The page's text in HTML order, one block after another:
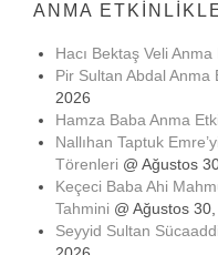
ANMA
Hacı Bektaş Veli
Pir Sultan Abdal Anma
2026
Hamza Baba Anma
Nallıhan Taptuk
Törenleri @ Ağustos
Keçeci Baba Ahi
Tahmini @ Ağustos
Seyyid Sultan